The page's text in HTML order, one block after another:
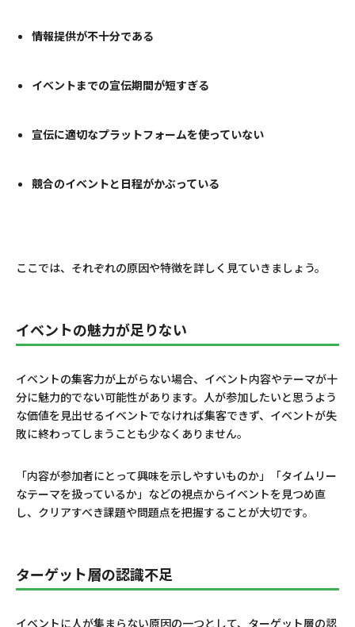
情報提供が不十分である
イベントまでの宣伝期間が短すぎる
宣伝に適切なプラットフォームを使っていない
競合のイベントと日程がかぶっている
ここでは、それぞれの原因や特徴を詳しく見ていきましょう。
イベントの魅力が足りない
イベントの集客力が上がらない場合、イベント内容やテーマが十
分に魅力的でない可能性があります。人が参加したいと思うよう
な価値を見出せるイベントでなければ集客できず、イベントが失
敗に終わってしまうことも少なくありません。
「内容が参加者にとって興味を示しやすいものか」「タイムリー
なテーマを扱っているか」などの視点からイベントを見つめ直
し、クリアすべき課題や問題点を把握することが大切です。
ターゲット層の認識不足
イベントに人が集まらない原因の一つとして、ターゲット層の認